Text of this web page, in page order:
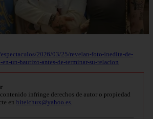
2026/03/25/revelan-foto-inedita-de-
un-bautizo-antes-de-terminar-su-relacion
infringe derechos de autor o propiedad
en bitelchux@yahoo.es.